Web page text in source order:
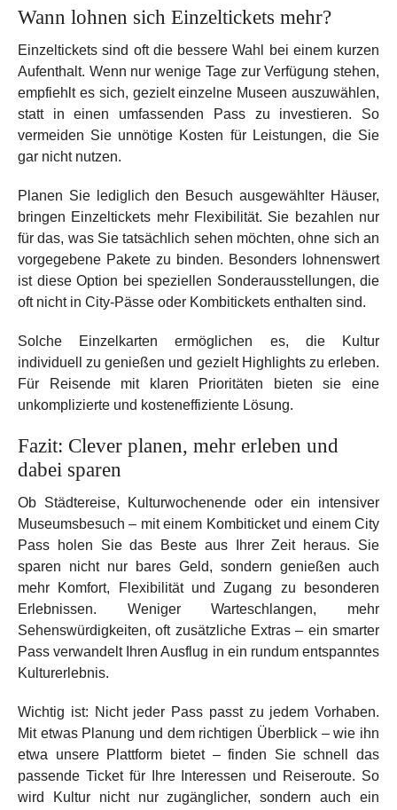
Wann lohnen sich Einzeltickets mehr?
Einzeltickets sind oft die bessere Wahl bei einem kurzen
Aufenthalt. Wenn nur wenige Tage zur Verfügung stehen,
empfiehlt es sich, gezielt einzelne Museen auszuwählen,
statt in einen umfassenden Pass zu investieren. So
vermeiden Sie unnötige Kosten für Leistungen, die Sie
gar nicht nutzen.
Planen Sie lediglich den Besuch ausgewählter Häuser,
bringen Einzeltickets mehr Flexibilität. Sie bezahlen nur
für das, was Sie tatsächlich sehen möchten, ohne sich an
vorgegebene Pakete zu binden. Besonders lohnenswert
ist diese Option bei speziellen Sonderausstellungen, die
oft nicht in City-Pässe oder Kombitickets enthalten sind.
Solche Einzelkarten ermöglichen es, die Kultur
individuell zu genießen und gezielt Highlights zu erleben.
Für Reisende mit klaren Prioritäten bieten sie eine
unkomplizierte und kosteneffiziente Lösung.
Fazit: Clever planen, mehr erleben und
dabei sparen
Ob Städtereise, Kulturwochenende oder ein intensiver
Museumsbesuch – mit einem Kombiticket und einem City
Pass holen Sie das Beste aus Ihrer Zeit heraus. Sie
sparen nicht nur bares Geld, sondern genießen auch
mehr Komfort, Flexibilität und Zugang zu besonderen
Erlebnissen. Weniger Warteschlangen, mehr
Sehenswürdigkeiten, oft zusätzliche Extras – ein smarter
Pass verwandelt Ihren Ausflug in ein rundum entspanntes
Kulturerlebnis.
Wichtig ist: Nicht jeder Pass passt zu jedem Vorhaben.
Mit etwas Planung und dem richtigen Überblick – wie ihn
etwa unsere Plattform bietet – finden Sie schnell das
passende Ticket für Ihre Interessen und Reiseroute. So
wird Kultur nicht nur zugänglicher, sondern auch ein